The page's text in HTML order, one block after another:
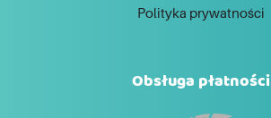
Polityka prywatności
Obsługa płatności